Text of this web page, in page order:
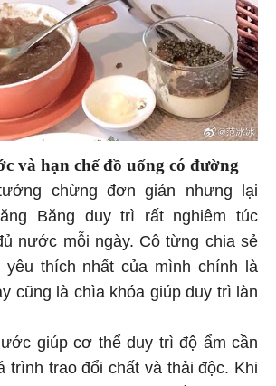
và hạn chế đồ uống có đường
chừng đơn giản nhưng lại
Băng duy trì rất nghiêm túc
nước mỗi ngày. Cô từng chia sẻ
thích nhất của mình chính là
cũng là chìa khóa giúp duy trì làn
giúp cơ thể duy trì độ ẩm cần
trình trao đổi chất và thải độc. Khi